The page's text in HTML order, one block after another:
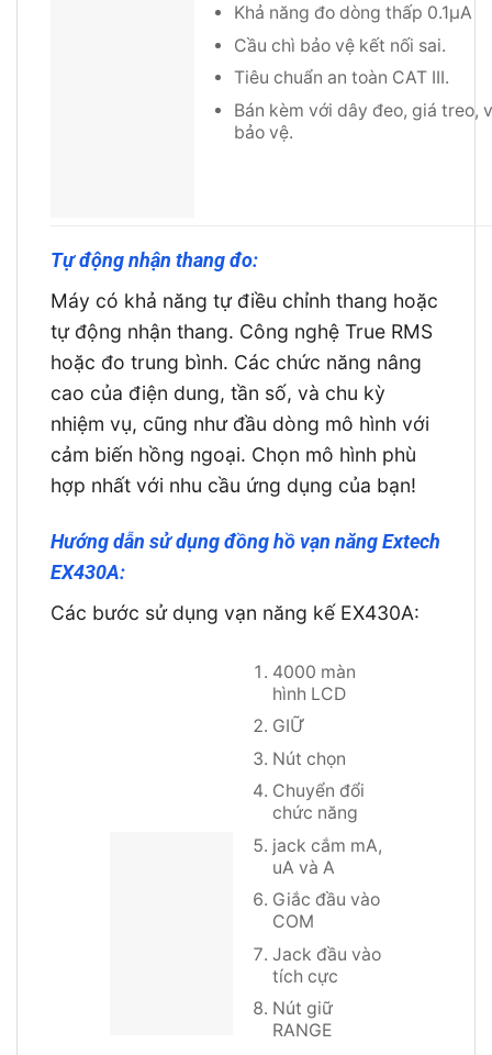
Khả năng đo dòng thấp 0.1μA
Cầu chì bảo vệ kết nối sai.
Tiêu chuẩn an toàn CAT III.
Bán kèm với dây đeo, giá treo,
bảo vệ.
Tự động nhận thang đo:
Máy có khả năng tự điều chỉnh thang hoặc
tự động nhận thang. Công nghệ True RMS
hoặc đo trung bình. Các chức năng nâng
cao của điện dung, tần số, và chu kỳ
nhiệm vụ, cũng như đầu dòng mô hình với
cảm biến hồng ngoại. Chọn mô hình phù
hợp nhất với nhu cầu ứng dụng của bạn!
Hướng dẫn sử dụng đồng hồ vạn năng Extech
EX430A:
Các bước sử dụng vạn năng kế EX430A:
4000 màn
hình LCD
GIỮ
Nút chọn
Chuyển đổi
chức năng
jack cắm mA,
uA và A
Giắc đầu vào
COM
Jack đầu vào
tích cực
Nút giữ
RANGE